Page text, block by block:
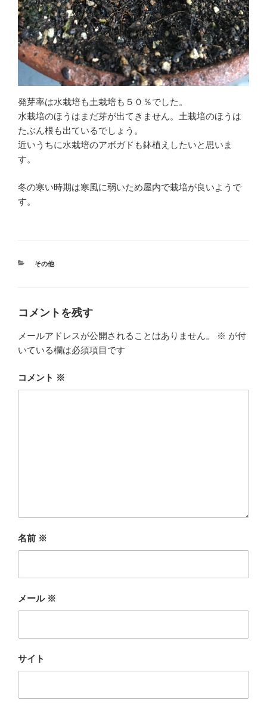
発芽率は水栽培も土栽培も５０％でした。
水栽培のほうはまだ芽が出てきません。土栽培のほうは
たぶん根も出ているでしょう。
近いうちに水栽培のアボガドも鉢植えしたいと思いま
す。
冬の寒い時期は寒風に弱いため屋内で栽培が良いようで
す。
カ
その他
コメントを残す
メールアドレスが公開されることはありません。 ※ が付
いている欄は必須項目です
コメント ※
名前 ※
メール ※
サイト